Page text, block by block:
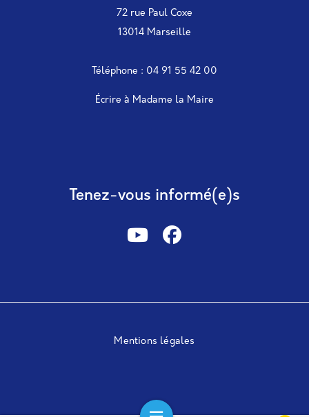
72 rue Paul Coxe
13014 Marseille
Téléphone : 04 91 55 42 00
Écrire à Madame la Maire
Tenez-vous informé(e)s
Mentions légales